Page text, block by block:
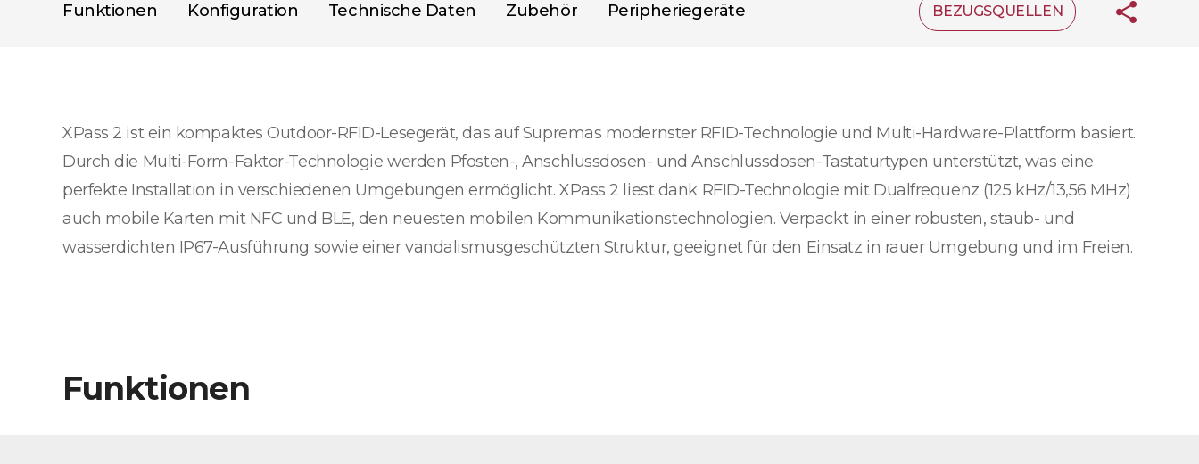
Funktionen Konfiguration Technische Daten Zubehör Peripheriegeräte BEZUGSQUELLEN
XPass 2 ist ein kompaktes Outdoor-RFID-Lesegerät, das auf Supremas modernster RFID-Technologie und Multi-Hardware-Plattform basiert.
Durch die Multi-Form-Faktor-Technologie werden Pfosten-, Anschlussdosen- und Anschlussdosen-Tastaturtypen unterstützt, was eine
perfekte Installation in verschiedenen Umgebungen ermöglicht. XPass 2 liest dank RFID-Technologie mit Dualfrequenz (125 kHz/13,56 MHz)
auch mobile Karten mit NFC und BLE, den neuesten mobilen Kommunikationstechnologien. Verpackt in einer robusten, staub- und
wasserdichten IP67-Ausführung sowie einer vandalismusgeschützten Struktur, geeignet für den Einsatz in rauer Umgebung und im Freien.
Funktionen